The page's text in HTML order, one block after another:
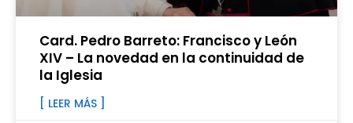
Card. Pedro Barreto: Francisco y León
XIV – La novedad en la continuidad de
la Iglesia
[ LEER MÁS ]